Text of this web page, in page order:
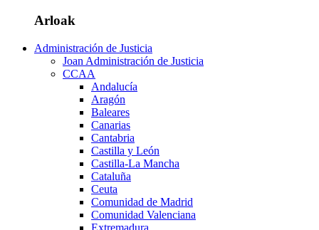
Arloak
Administración de Justicia
Joan Administración de Justicia
CCAA
Andalucía
Aragón
Baleares
Canarias
Cantabria
Castilla y León
Castilla-La Mancha
Cataluña
Ceuta
Comunidad de Madrid
Comunidad Valenciana
Extremadura